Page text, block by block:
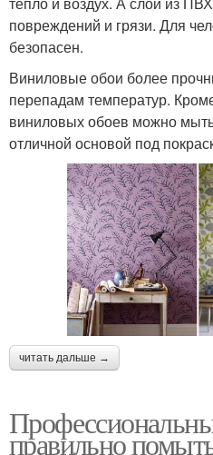
повреждений и грязи. Для
безопасен.
Виниловые обои более
перепадам температур.
виниловых обоев можно
отличной основой под
читать дальше →
правильно